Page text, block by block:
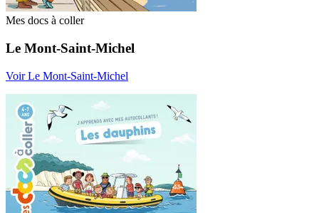
Mes docs à coller
Le Mont-Saint-Michel
Voir Le Mont-Saint-Michel